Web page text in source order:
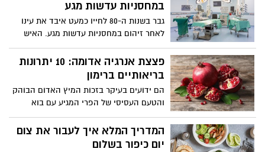
קבוצת קניוני עופר מגייסת תרומות לעמותת
"אחת מתשע". במהלך חודש אוקטובר יימכרו
בקניוני הרשת צמידי פנינה יוקרתיים של
במחסניות עדשות מגע
גבר בשנות ה-80 לחייו כמעט איבד את עינו
לאחר זיהום במחסניות עדשות מגע. האיש
הגיע לבית החולים אסותא , כשהוא סובל
מכאבים עזים וטשטוש בראייה. בדיקה
העלתה כי זיהום מתוצאה מפרזיט במחסנית
עדשות המגע, שלא טופלה כראוי, היא
שהובילה לזיהום שכמעט וגרם לאיבוד הראייה
בעינו. ד"ר פאני שגב מנהלת יחידת הקרנית
והעדשה בביה"ח הציבורי אסותא אשדוד :
"עדשות מגע יכולות לגרום לזיהומים קשים
מאוד העלולים אף להסתיים בהשתלת קרנית
פצצת אנרגיה אדומה: 10 יתרונות
בריאותיים ברימון
הם ידועים בעיקר בזכות המיץ האדום הבוהק
והטעם העסיסי של הפרי המגיע עם בוא
החגים. מה שחשוב שתכירו זה את
הפוטנציאל הבריאותי הטמון בו: וויטמינים,
מינרלים, נוגדי חמצון, שיפור יכולות המוח,
המדריך המלא איך לעבור את צום
יום כיפור בשלום